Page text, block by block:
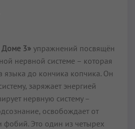
Доме 3» упражнений посвящён
нервной системе – которая
языка до кончика копчика. Он
заряжает энергией
нервную систему –
освобождает от
фобий. Это один из четырех